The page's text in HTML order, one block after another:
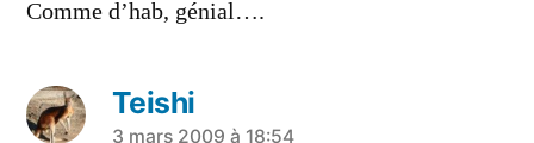
Comme d’hab, génial….
Teishi
3 mars 2009 à 18:54